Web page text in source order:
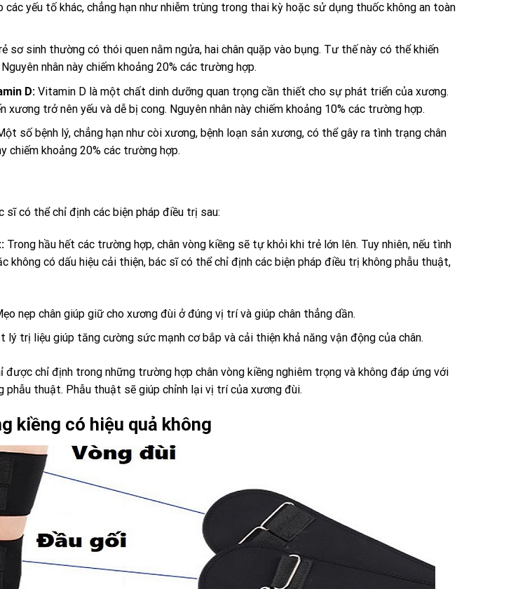
các yếu tố khác, chẳng hạn như nhiễm trùng trong thai kỳ hoặc sử dụng thuốc không an toàn
sơ sinh thường có thói quen nằm ngửa, hai chân quặp vào bụng. Tư thế này có thể khiến
nhân này chiếm khoảng 20% các trường hợp.
D: Vitamin D là một chất dinh dưỡng quan trọng cần thiết cho sự phát triển của xương.
xương trở nên yếu và dễ bị cong. Nguyên nhân này chiếm khoảng 10% các trường hợp.
số bệnh lý, chẳng hạn như còi xương, bệnh loạn sản xương, có thể gây ra tình trạng chân
chiếm khoảng 20% các trường hợp.
sĩ có thể chỉ định các biện pháp điều trị sau:
Trong hầu hết các trường hợp, chân vòng kiềng sẽ tự khỏi khi trẻ lớn lên. Tuy nhiên, nếu tình
không có dấu hiệu cải thiện, bác sĩ có thể chỉ định các biện pháp điều trị không phẫu thuật,
nẹp chân giúp giữ cho xương đùi ở đúng vị trí và giúp chân thẳng dần.
lý trị liệu giúp tăng cường sức mạnh cơ bắp và cải thiện khả năng vận động của chân.
được chỉ định trong những trường hợp chân vòng kiềng nghiêm trọng và không đáp ứng với
phẫu thuật. Phẫu thuật sẽ giúp chỉnh lại vị trí của xương đùi.
kiềng có hiệu quả không